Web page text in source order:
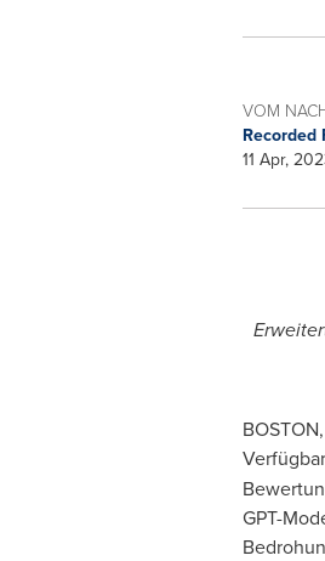
VOM
Recorded
11 Apr,
BOSTON,
GPT-